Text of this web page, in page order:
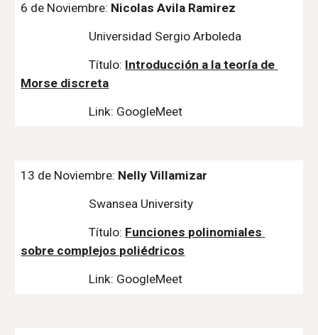
6 de Noviembre: Nicolas Avila Ramirez
Universidad Sergio Arboleda
Título: Introducción a la teoría de
Morse discreta
Link: GoogleMeet
13 de Noviembre: Nelly Villamizar
Swansea University
Título: Funciones polinomiales
sobre complejos poliédricos
Link: GoogleMeet